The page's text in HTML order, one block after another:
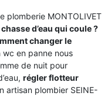
plomberie MONTOLIVET
d’eau qui coule ?
changer le
wc en panne nous
de nuit pour
régler flotteur
artisan plombier SEINE-